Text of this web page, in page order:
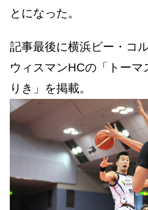
とになった。
記事最後に横浜ビー・コ
ウィスマンHCの「トー
りき」を掲載。